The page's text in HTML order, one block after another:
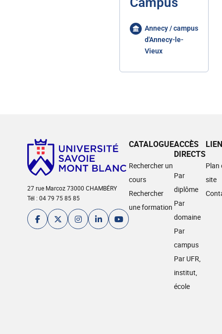
Annecy / campus
d'Annecy-le-
Vieux
27 rue Marcoz 73000 CHAMBÉRY
Tél : 04 79 75 85 85
CATALOGUE
Rechercher un
cours
Rechercher
une formation
ACCÈS
DIRECTS
Par
diplôme
Par
domaine
Par
campus
Par UFR,
institut,
école
Plan
site